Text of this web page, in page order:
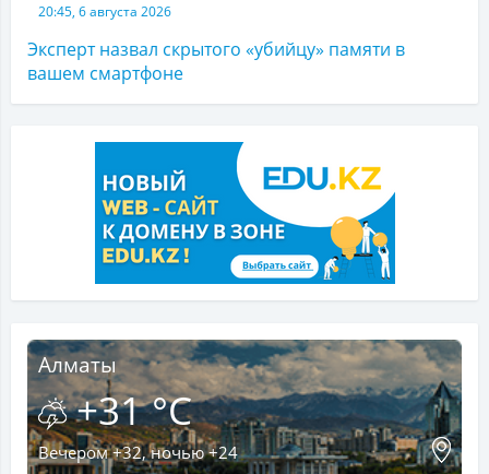
20:45, 6 августа 2026
Эксперт назвал скрытого «убийцу» памяти в
вашем смартфоне
Алматы
+31 °C
Вечером +32, ночью +24